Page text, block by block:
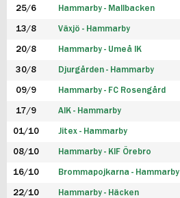
25/6 Hammarby - Mallbacken
13/8 Växjö - Hammarby
20/8 Hammarby - Umeå IK
30/8 Djurgården - Hammarby
09/9 Hammarby - FC Rosengård
17/9 AIK - Hammarby
01/10 Jitex - Hammarby
08/10 Hammarby - KIF Örebro
16/10 Brommapojkarna - Hammarby
22/10 Hammarby - Häcken